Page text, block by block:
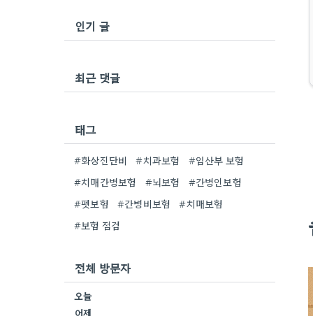
인기 글
최근 댓글
태그
#화상진단비 #치과보험
#임산부 보험
#치매간병보험
#뇌보험
#간병인보험
#펫보험
#간병비보험
#치매보험
#보험 점검
전체 방문자
오늘
어제